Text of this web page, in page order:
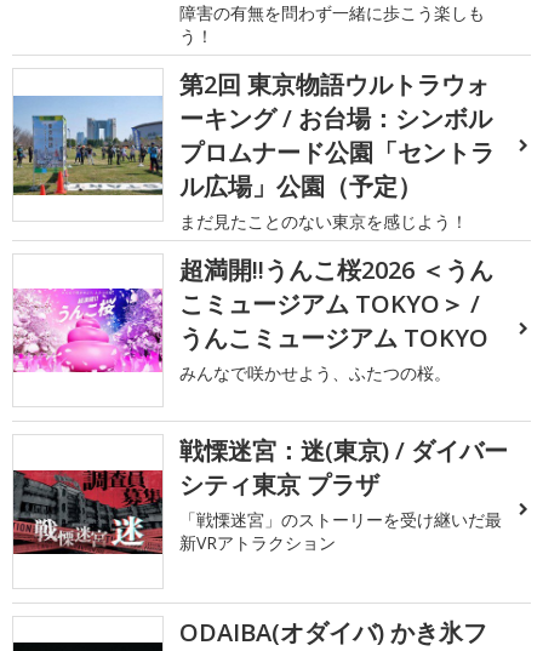
障害の有無を問わず一緒に歩こう楽しも
う！
第2回 東京物語ウルトラウォ
ーキング / お台場：シンボル
プロムナード公園「セントラ
ル広場」公園（予定）
まだ見たことのない東京を感じよう！
超満開!!うんこ桜2026 ＜うん
こミュージアム TOKYO＞ /
うんこミュージアム TOKYO
みんなで咲かせよう、ふたつの桜。
戦慄迷宮：迷(東京) / ダイバー
シティ東京 プラザ
「戦慄迷宮」のストーリーを受け継いだ最
新VRアトラクション
ODAIBA(オダイバ) かき氷フ